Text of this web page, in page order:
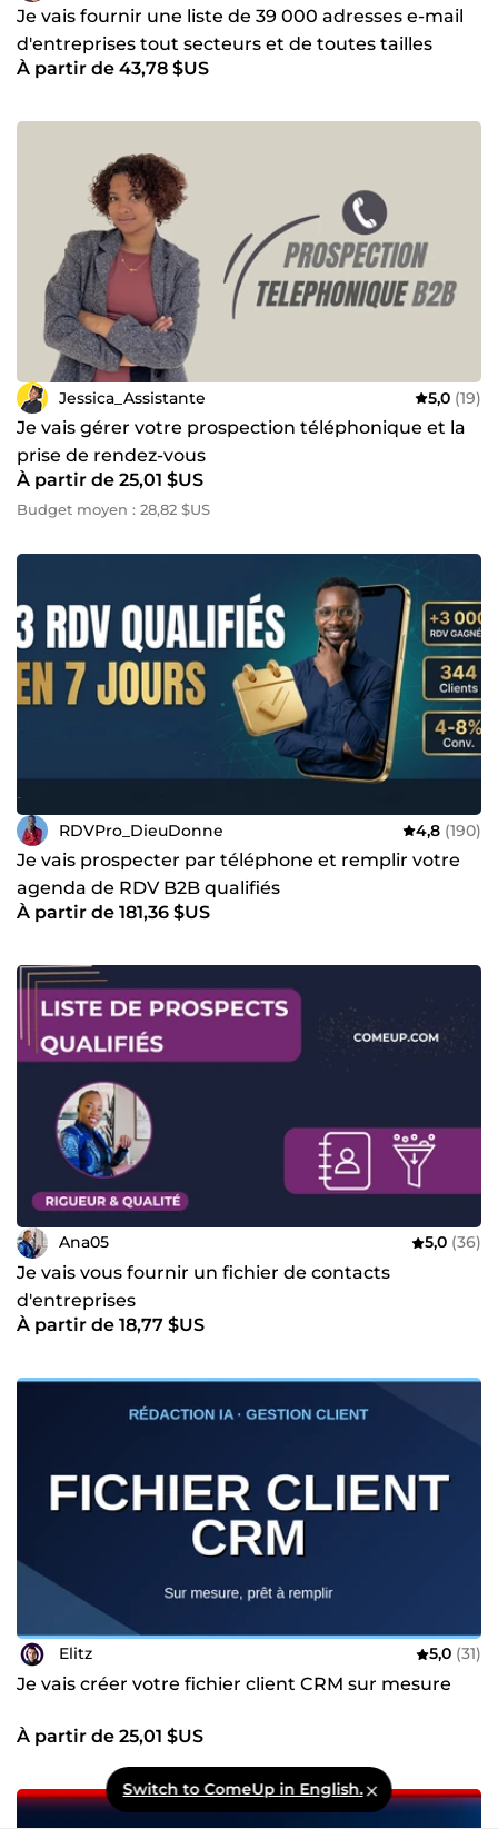
Je vais fournir une liste de 39 000 adresses e-mail
d'entreprises tout secteurs et de toutes tailles
À partir de 43,78 $US
Jessica_Assistante 5,0 (19)
Je vais gérer votre prospection téléphonique et la
prise de rendez-vous
À partir de 25,01 $US
Budget moyen : 28,82 $US
RDVPro_DieuDonne 4,8 (190)
Je vais prospecter par téléphone et remplir votre
agenda de RDV B2B qualifiés
À partir de 181,36 $US
Ana05 5,0 (36)
Je vais vous fournir un fichier de contacts
d'entreprises
À partir de 18,77 $US
Elitz 5,0 (31)
Je vais créer votre fichier client CRM sur mesure
À partir de 25,01 $US
Switch to ComeUp in English.